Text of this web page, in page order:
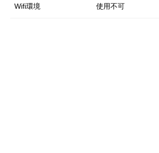
Wifi環境 使用不可